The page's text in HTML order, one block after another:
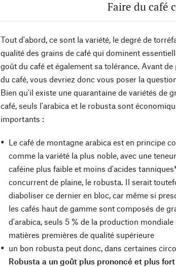
Faire du café
Tout d'abord, ce sont la variété, le degré de
qualité des grains de café qui dominent
goût du café et également sa tolérance. Avant de
du café, vous devriez donc vous poser la
Bien qu'il existe une quarantaine de variétés de
café, seuls l'arabica et le robusta sont
importants :
Le café de montagne arabica est en principe
comme la variété la plus noble, avec une
caféine plus faible et moins d'acides
concurrent de plaine, le robusta. Il serait
diaboliser ce dernier en bloc, car même si
les cafés haut de gamme sont composés de
d'arabica, seuls 5 % de la production mondiale
matières premières de qualité supérieure
un bon robusta peut donc, dans certaines
Robusta a un goût plus prononcé et plus fort